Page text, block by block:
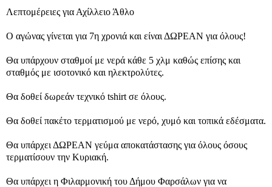
Λεπτομέρειες για Αχίλλειο Άθλο
Ο αγώνας γίνεται για 7η χρονιά και είναι ΔΩΡΕΑΝ για όλους!
Θα υπάρχουν σταθμοί με νερά κάθε 5 χλμ καθώς επίσης και
σταθμός με ισοτονικό και ηλεκτρολύτες.
Θα δοθεί δωρεάν τεχνικό tshirt σε όλους.
Θα δοθεί πακέτο τερματισμού με νερό, χυμό και τοπικά εδέσματα.
Θα υπάρχει ΔΩΡΕΑΝ γεύμα αποκατάστασης για όλους όσους
τερματίσουν την Κυριακή.
Θα υπάρχει η Φιλαρμονική του Δήμου Φαρσάλων για να